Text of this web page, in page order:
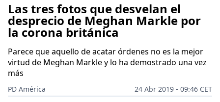
Las tres fotos que desvelan el
desprecio de Meghan Markle por
la corona británica
Parece que aquello de acatar órdenes no es la mejor
virtud de Meghan Markle y lo ha demostrado una vez
más
PD América
24 Abr 2019 - 09:46 CET